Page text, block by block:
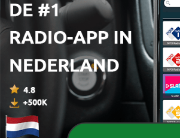
Pagina 3van
4 >
TOP NUMMERS
Vier Zomers Lang
Dirk Meeldijk